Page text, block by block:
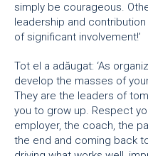
simply be courageous.
leadership and
of significant involvement!’
Tot el a adăugat: ‘As
develop the masses of
They are the leaders of
you to grow up. Respect
employer, the coach, the
the end and coming back